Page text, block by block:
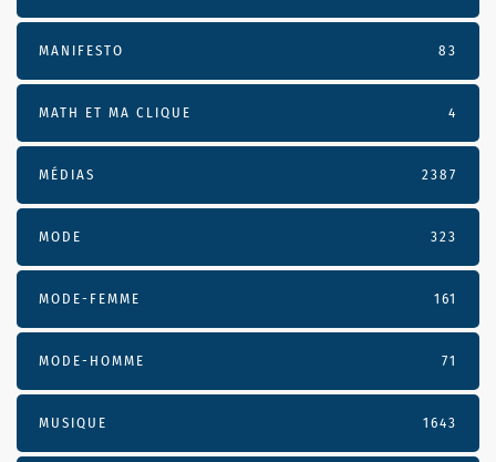
MANIFESTO 83
MATH ET MA CLIQUE 4
MÉDIAS 2387
MODE 323
MODE-FEMME 161
MODE-HOMME 71
MUSIQUE 1643